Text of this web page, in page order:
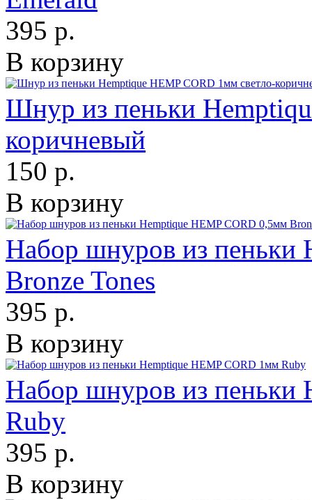
395 р.
В корзину
Шнур из пеньки
коричневый
150 р.
В корзину
Набор шнуров из пеньки
Bronze Tones
395 р.
В корзину
Набор шнуров из пеньки
Ruby
395 р.
В корзину